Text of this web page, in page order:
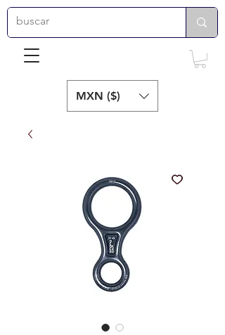
MXN ($)